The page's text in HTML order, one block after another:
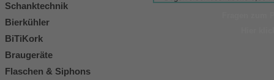
Schanktechnik
Bierkühler
BiTiKork
Braugeräte
Flaschen & Siphons